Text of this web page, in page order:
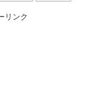
リンク